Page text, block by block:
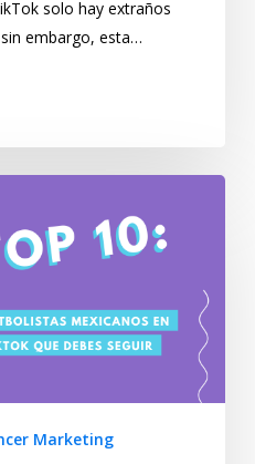
solo hay extraños
embargo, esta…
Marketing